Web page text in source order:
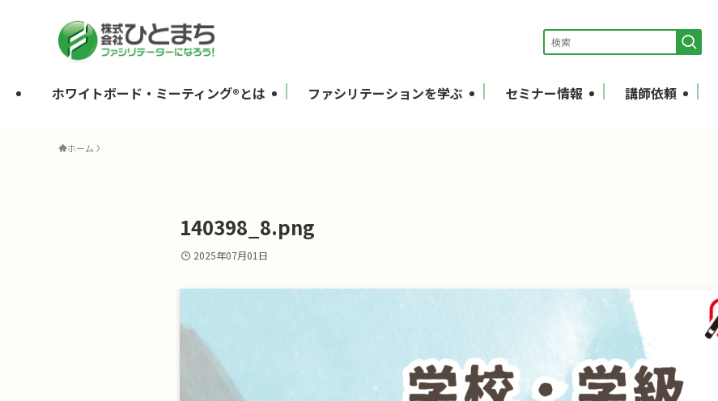
ホワイトボード・ミーティング®とは ファシリテーションを学ぶ セミナー情報 講師依頼
ホーム
140398_8.png
2025年07月01日